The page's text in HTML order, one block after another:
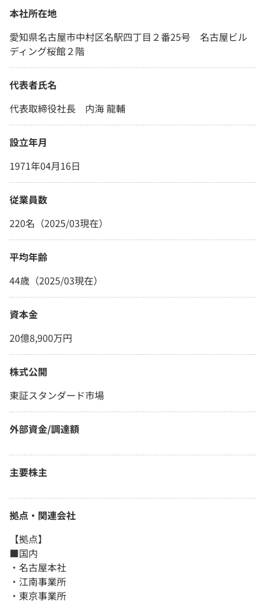
本社所在地
愛知県名古屋市中村区名駅四丁目２番25号 名古屋ビル
ディング桜館２階
代表者氏名
代表取締役社長 内海 龍輔
設立年月
1971年04月16日
従業員数
220名（2025/03現在）
平均年齢
44歳（2025/03現在）
資本金
20億8,900万円
株式公開
東証スタンダード市場
外部資金/調達額
主要株主
拠点・関連会社
【拠点】
■国内
・名古屋本社
・江南事業所
・東京事業所